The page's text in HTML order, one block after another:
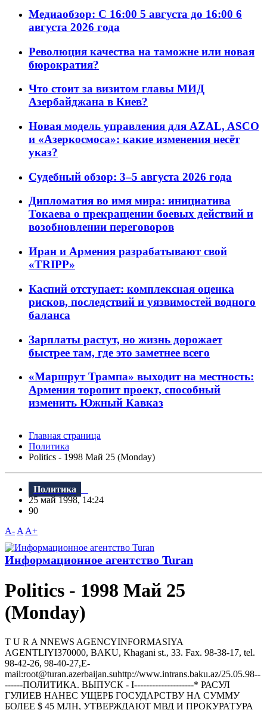
Медиаобзор: С 16:00 5 августа до 16:00 6
августа 2026 года
Революция качества на таможне или новая
бюрократия?
Что стоит за визитом главы МИД
Азербайджана в Киев?
Новая модель управления для AZAL, ASCO
и «Азеркосмоса»: какие изменения несёт
указ?
Судебный обзор: 3–5 августа 2026 года
Дипломатия во имя мира: инициатива
Токаева о прекращении боевых действий и
возобновлении переговоров
Иран и Армения разрабатывают свой
«TRIPP»
Каспий отступает: комплексная оценка
рисков, последствий и уязвимостей водного
баланса
Зарплаты растут, но жизнь дорожает
быстрее там, где это заметнее всего
«Маршрут Трампа» выходит на местность:
Армения торопит проект, способный
изменить Южный Кавказ
Главная страница
Политика
Politics - 1998 Май 25 (Monday)
Политика
25 май 1998, 14:24
90
A- A A+
Информационное агентство Turan
Politics - 1998 Май 25
(Monday)
T U R A NNEWS AGENCYINFORMASIYA
AGENTLIYI370000, BAKU, Khagani st., 33. Fax. 98-38-17, tel.
98-42-26, 98-40-27,E-
mail:root@turan.azerbaijan.suhttр://www.intrans.baku.az/25.05.98--
------ПОЛИТИКА. ВЫПУСК - I--------------------* РАСУЛ
ГУЛИЕВ HАHЕС УЩЕРБ ГОСУДАРСТВУ HА СУММУ
БОЛЕЕ $ 45 МЛH, УТВЕРЖДАЮТ МВД И ПРОКУРАТУРА